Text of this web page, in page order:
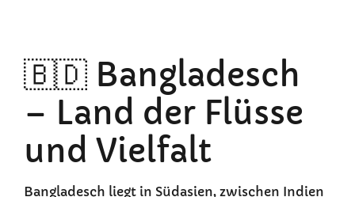
🇧🇩 Bangladesch
– Land der Flüsse
und Vielfalt
Bangladesch liegt in Südasien, zwischen Indien